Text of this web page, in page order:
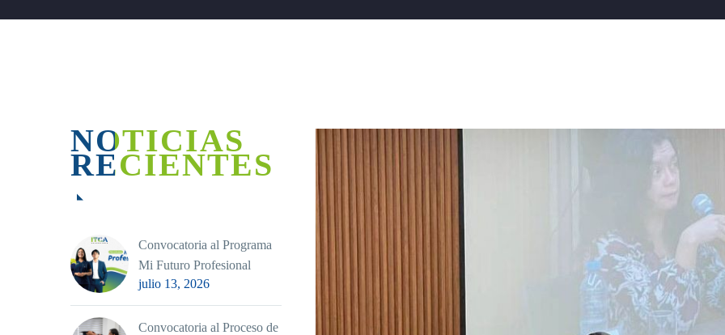
NOTICIAS
RECIENTES
Convocatoria al Programa
Mi Futuro Profesional
julio 13, 2026
Convocatoria al Proceso de